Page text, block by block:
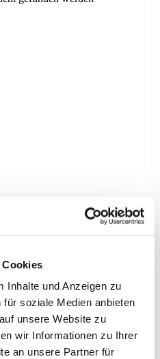
Cookies
Inhalte und Anzeigen zu
soziale Medien anbieten
unsere Website zu
wir Informationen zu Ihrer
an unsere Partner für
Sie auch